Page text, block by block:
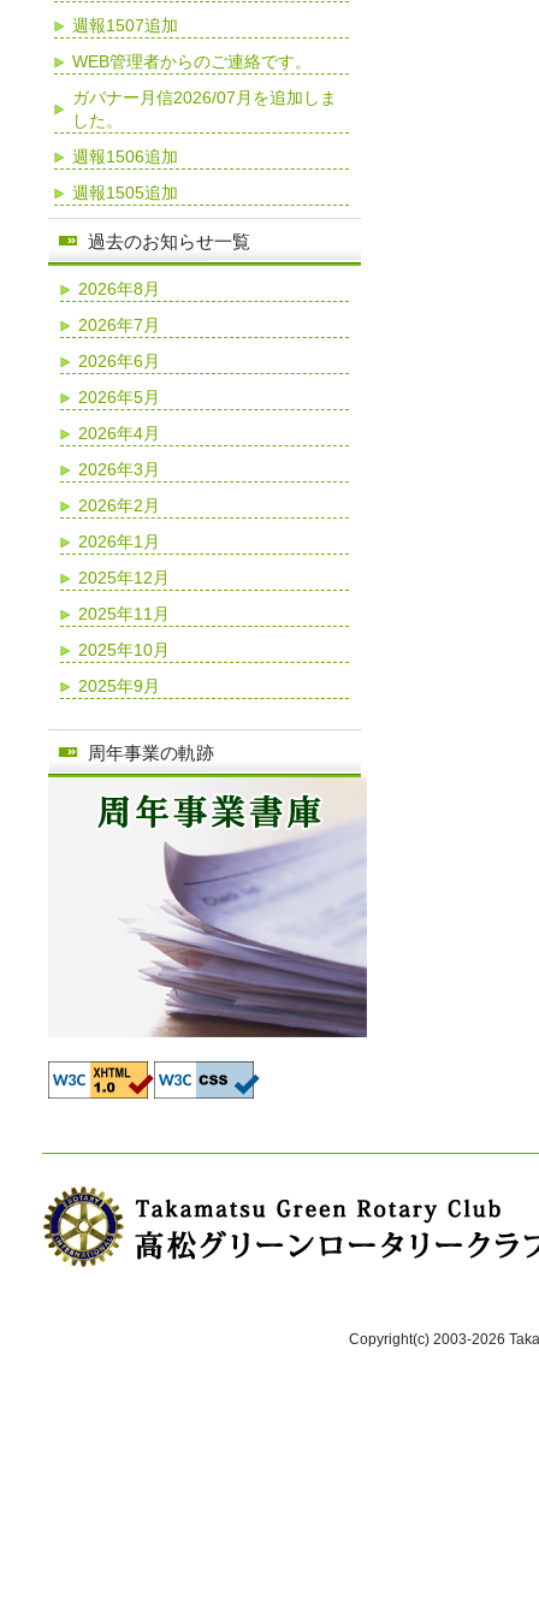
週報1507追加
WEB管理者からのご連絡です。
ガバナー月信2026/07月を追加しま
した。
週報1506追加
週報1505追加
過去のお知らせ一覧
2026年8月
2026年7月
2026年6月
2026年5月
2026年4月
2026年3月
2026年2月
2026年1月
2025年12月
2025年11月
2025年10月
2025年9月
周年事業の軌跡
Copyright(c) 2003-2026